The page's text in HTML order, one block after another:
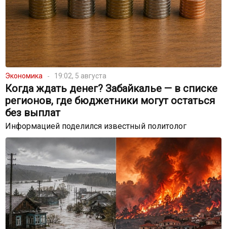
Экономика 19:02, 5 августа
Когда ждать денег? Забайкалье — в списке
регионов, где бюджетники могут остаться
без выплат
Информацией поделился известный политолог